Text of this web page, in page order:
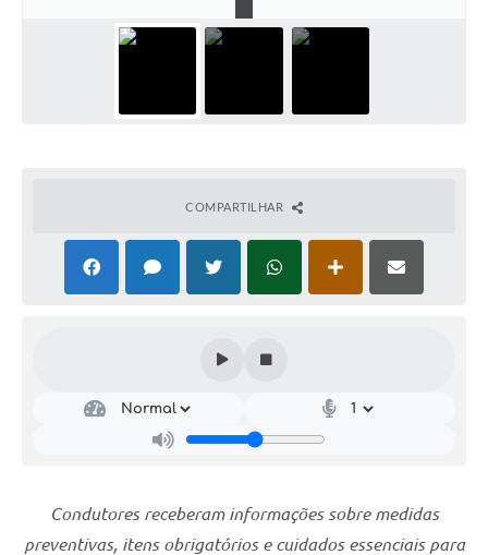
COMPARTILHAR
Condutores receberam informações sobre medidas
preventivas, itens obrigatórios e cuidados essenciais para